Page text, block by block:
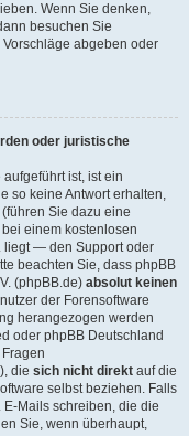
Wenn Sie denken,
besuchen Sie
abgeben oder
oder juristische
aufgeführt ist, ist ein
so keine Antwort erhalten,
Sie dazu eine
einem kostenlosen
liegt — den Support oder
beachten Sie, dass phpBB
(phpBB.de) absolut keinen
der Forensoftware
herangezogen werden
oder phpBB Deutschland
die sich nicht direkt auf die
selbst beziehen. Falls
Mails schreiben, die die
Sie, wenn überhaupt,